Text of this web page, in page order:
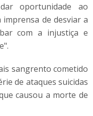
oportunidade ao
de desviar a
com a injustiça e
sangrento cometido
de ataques suicidas
causou a morte de